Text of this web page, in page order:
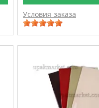
Условия заказа